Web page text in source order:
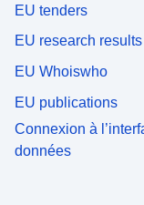
EU tenders
EU research results
EU Whoiswho
EU publications
Connexion à
données